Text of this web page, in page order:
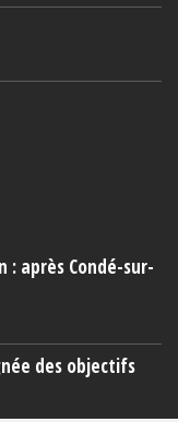
: après Condé-sur-
des objectifs